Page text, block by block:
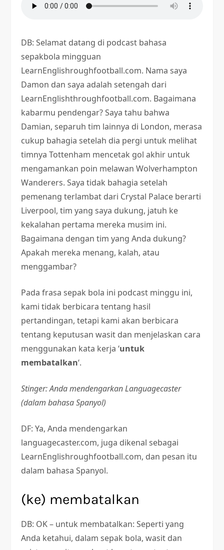
DB: Selamat datang di podcast bahasa
sepakbola mingguan
LearnEnglishroughfootball.com. Nama saya
Damon dan saya adalah setengah dari
LearnEnglishthroughfootball.com. Bagaimana
kabarmu pendengar? Saya tahu bahwa
Damian, separuh tim lainnya di London, merasa
cukup bahagia setelah dia pergi untuk melihat
timnya Tottenham mencetak gol akhir untuk
mengamankan poin melawan Wolverhampton
Wanderers. Saya tidak bahagia setelah
pemenang terlambat dari Crystal Palace berarti
Liverpool, tim yang saya dukung, jatuh ke
kekalahan pertama mereka musim ini.
Bagaimana dengan tim yang Anda dukung?
Apakah mereka menang, kalah, atau
menggambar?
Pada frasa sepak bola ini podcast minggu ini,
kami tidak berbicara tentang hasil
pertandingan, tetapi kami akan berbicara
tentang keputusan wasit dan menjelaskan cara
menggunakan kata kerja ‘untuk
membatalkan‘.
Stinger: Anda mendengarkan Languagecaster
(dalam bahasa Spanyol)
DF: Ya, Anda mendengarkan
languagecaster.com, juga dikenal sebagai
LearnEnglishroughfootball.com, dan pesan itu
dalam bahasa Spanyol.
(ke) membatalkan
DB: OK – untuk membatalkan: Seperti yang
Anda ketahui, dalam sepak bola, wasit dan